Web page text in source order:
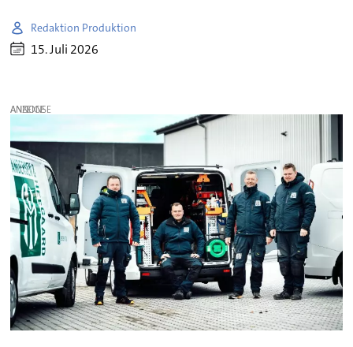
Redaktion Produktion
15. Juli 2026
ANZEIGE